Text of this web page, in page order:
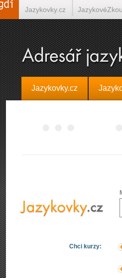
Jazykovky.cz
Chci kurzy:
Jazykovky.cz
Španělština on-line